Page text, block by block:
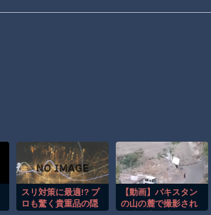
スリ対策に最適!? プ
ロも驚く貴重品の隠
【動画】パキスタン
の山の麓で撮影され